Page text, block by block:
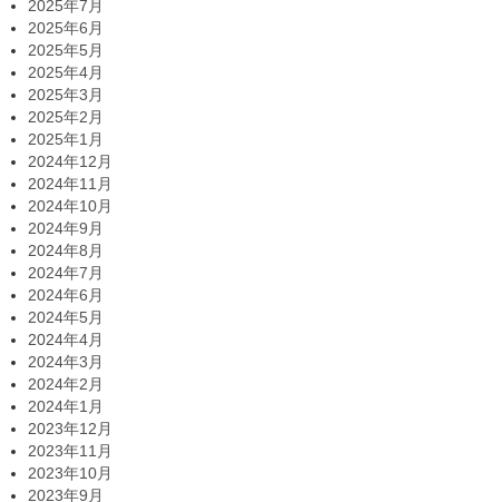
2025年7月
2025年6月
2025年5月
2025年4月
2025年3月
2025年2月
2025年1月
2024年12月
2024年11月
2024年10月
2024年9月
2024年8月
2024年7月
2024年6月
2024年5月
2024年4月
2024年3月
2024年2月
2024年1月
2023年12月
2023年11月
2023年10月
2023年9月